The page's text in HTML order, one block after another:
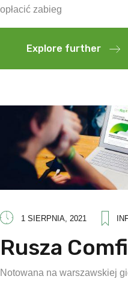
opłacić zabieg
Explore further
1 SIERPNIA, 2021
Rusza
Notowana na warszawskiej